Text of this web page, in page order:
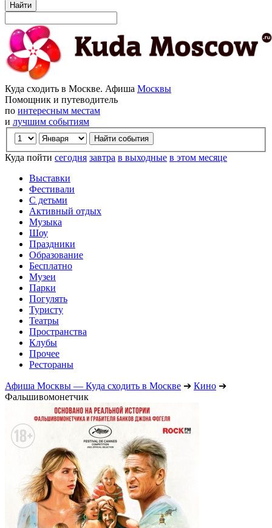
Найти
Куда сходить в Москве. Афиша Москвы
Помощник и путеводитель
по интересным местам
и лучшим событиям
Куда пойти сегодня завтра в выходные в этом месяце
Выставки
Фестивали
С детьми
Активный отдых
Музыка
Шоу
Праздники
Образование
Бесплатно
Музеи
Парки
Погулять
Туристу
Театры
Пространства
Клубы
Прочее
Рестораны
Афиша Москвы — Куда сходить в Москве ➔ Кино ➔
Фальшивомонетчик